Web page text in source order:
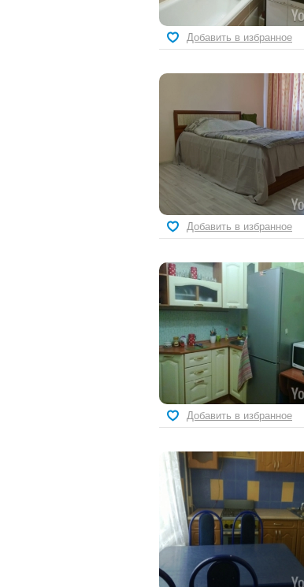
Добавить в избранное
Добавить в избранное
Добавить в избранное